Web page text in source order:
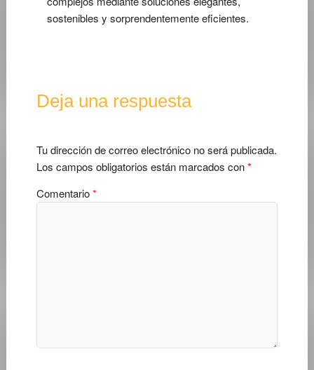
sostenibles y sorprendentemente eficientes.
Deja una respuesta
Tu dirección de correo electrónico no será publicada.
Los campos obligatorios están marcados con*
Comentario*